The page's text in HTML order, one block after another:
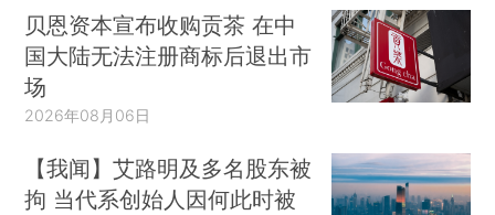
贝恩资本宣布收购贡茶 在中
国大陆无法注册商标后退出市
场
2026年08月06日
【我闻】艾路明及多名股东被
拘 当代系创始人因何此时被